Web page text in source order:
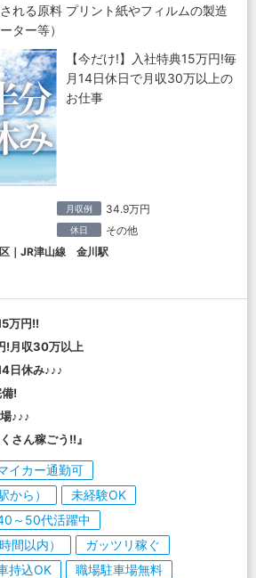
れる原料 プリント紙やフィルムの製造
ター等）
【今だけ!】入社特典15万円!毎
月14日休日で月収30万以上の
お仕事
月収例 34.9万円
休日 その他
｜JR津山線 金川駅
万円!!
月収30万以上
日休み♪♪♪
!
♪♪♪
さん稼ごう!!』
イカー通勤可
から）
未経験OK
～50代活躍中
間以内）
ガッツリ稼ぐ
持込OK
職場駐車場無料